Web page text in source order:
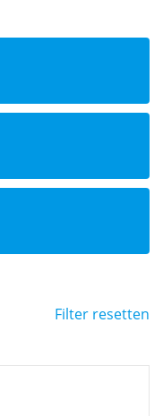
Filter resetten